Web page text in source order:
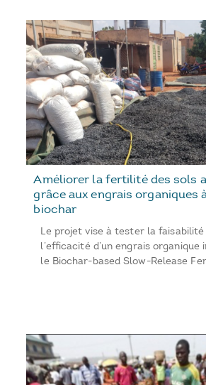
Améliorer la fertilité des sols
grâce aux engrais organiques
biochar
Le projet vise à tester la
l’efficacité d’un engrais organique
le Biochar-based Slow-Release